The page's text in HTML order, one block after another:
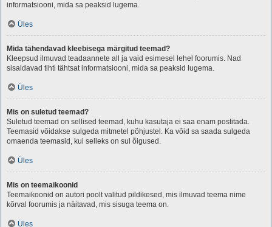
informatsiooni, mida sa peaksid lugema.
Üles
Mida tähendavad kleebisega märgitud teemad?
Kleepsud ilmuvad teadaannete all ja vaid esimesel lehel foorumis. Nad
sisaldavad tihti tähtsat informatsiooni, mida sa peaksid lugema.
Üles
Mis on suletud teemad?
Suletud teemad on sellised teemad, kuhu kasutaja ei saa enam postitada.
Teemasid võidakse sulgeda mitmetel põhjustel. Ka võid sa saada sulgeda
omaenda teemasid, kui selleks on sul õigused.
Üles
Mis on teemaikoonid
Teemaikoonid on autori poolt valitud pildikesed, mis ilmuvad teema nime
kõrval foorumis ja näitavad, mis sisuga teema on.
Üles